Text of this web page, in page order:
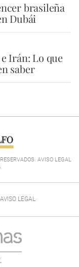
brasileña
Dubái
Irán: Lo que
saber
AVISO LEGAL
.
AVISO LEGAL